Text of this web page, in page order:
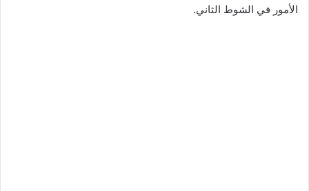
الأمور في الشوط الثاني.